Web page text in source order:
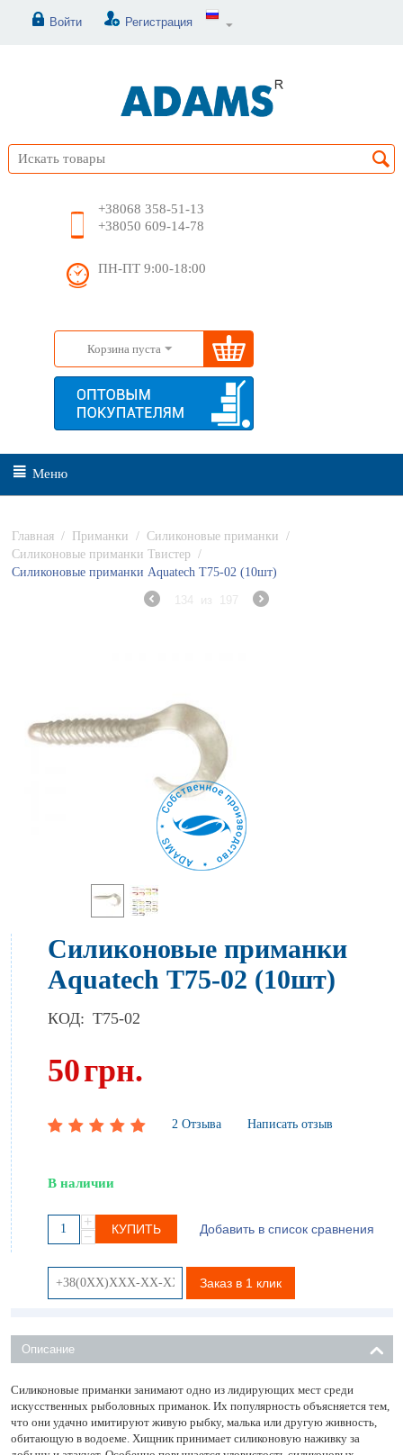
Войти Регистрация
+38068 358-51-13
+38050 609-14-78
ПН-ПТ 9:00-18:00
Корзина пуста
Меню
Главная / Приманки / Силиконовые приманки
/
Силиконовые приманки Твистер /
Силиконовые приманки Aquatech Т75-02 (10шт)
134 из 197
Силиконовые приманки
Aquatech Т75-02 (10шт)
КОД: T75-02
50грн.
2 Отзыва Написать отзыв
В наличии
+
−
КУПИТЬ Добавить в список сравнения
Заказ в 1 клик
Описание
Силиконовые приманки занимают одно из лидирующих мест среди
искусственных рыболовных приманок. Их популярность объясняется тем,
что они удачно имитируют живую рыбку, малька или другую живность,
обитающую в водоеме. Хищник принимает силиконовую наживку за